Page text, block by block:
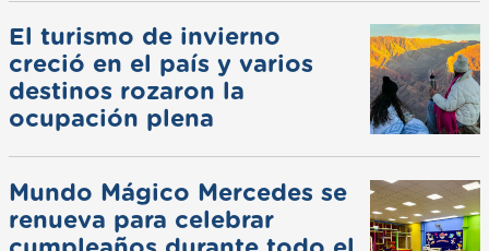
El turismo de invierno
creció en el país y varios
destinos rozaron la
ocupación plena
Mundo Mágico Mercedes se
renueva para celebrar